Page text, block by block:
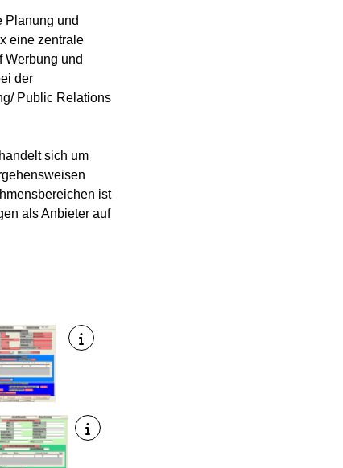
Planung und
eine zentrale
Werbung und
der
Public Relations
sich um
ist
als Anbieter auf